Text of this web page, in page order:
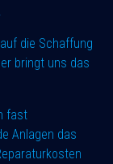
die Schaffung
bringt uns das
fast
Anlagen das